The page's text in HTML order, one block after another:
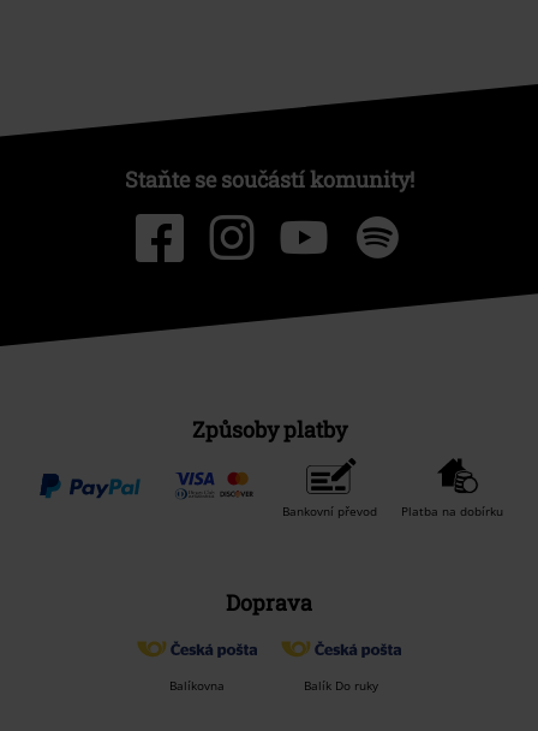
Staňte se součástí komunity!
Způsoby platby
Bankovní převod Platba na dobírku
Doprava
Balíkovna Balík Do ruky